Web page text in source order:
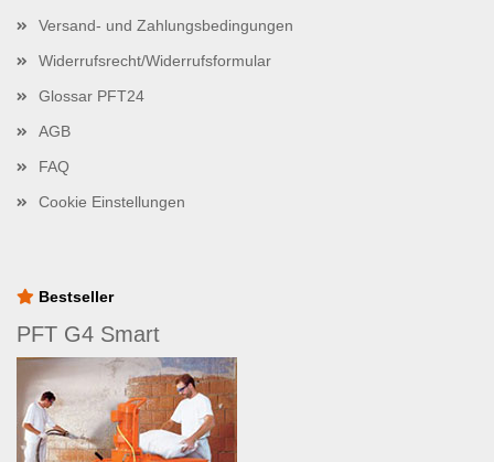
Versand- und Zahlungsbedingungen
Widerrufsrecht/Widerrufsformular
Glossar PFT24
AGB
FAQ
Cookie Einstellungen
Bestseller
PFT G4 Smart